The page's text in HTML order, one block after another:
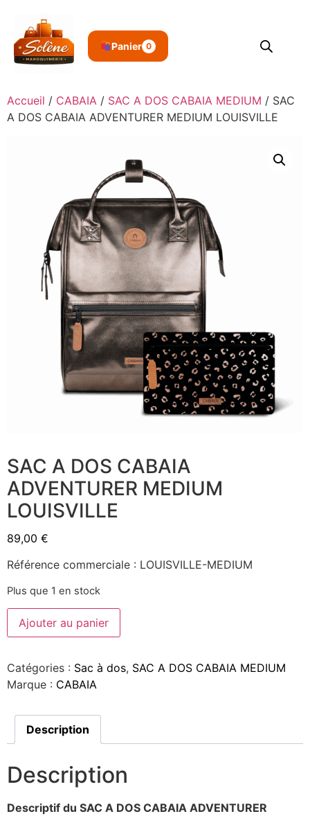
Panier 0
Accueil / CABAIA / SAC A DOS CABAIA MEDIUM / SAC
A DOS CABAIA ADVENTURER MEDIUM LOUISVILLE
SAC A DOS CABAIA
ADVENTURER MEDIUM
LOUISVILLE
89,00 €
Référence commerciale : LOUISVILLE-MEDIUM
Plus que 1 en stock
Ajouter au panier
Catégories : Sac à dos, SAC A DOS CABAIA MEDIUM
Marque : CABAIA
Description
Description
Descriptif du SAC A DOS CABAIA ADVENTURER